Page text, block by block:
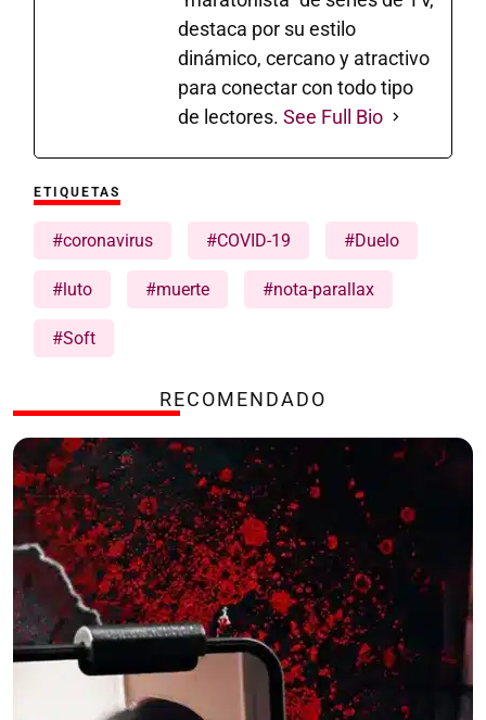
destaca por su estilo
dinámico, cercano y atractivo
para conectar con todo tipo
de lectores. See Full Bio
ETIQUETAS
#coronavirus #COVID-19 #Duelo
#luto #muerte #nota-parallax
#Soft
RECOMENDADO